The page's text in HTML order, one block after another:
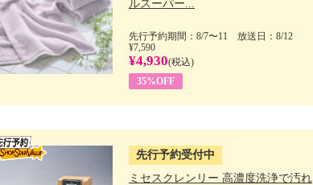
ルスーパー...
先行予約期間：8/7〜11 放送日：8/12
¥7,590
¥4,930(税込)
35%OFF
先行予約受付中
ミセスクレンリー 高濃度洗浄で汚れ